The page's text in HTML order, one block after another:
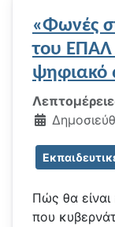
«Φωνές
του ΕΠΑΛ
ψηφιακό
Πώς θα
που